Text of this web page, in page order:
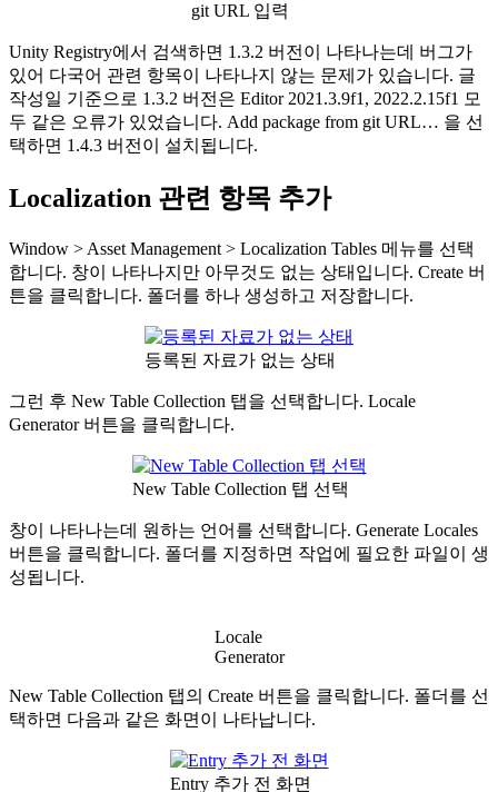
git URL 입력
Unity Registry에서 검색하면 1.3.2 버전이 나타나는데 버그가
있어 다국어 관련 항목이 나타나지 않는 문제가 있습니다. 글
작성일 기준으로 1.3.2 버전은 Editor 2021.3.9f1, 2022.2.15f1 모
두 같은 오류가 있었습니다. Add package from git URL… 을 선
택하면 1.4.3 버전이 설치됩니다.
Localization 관련 항목 추가
Window > Asset Management > Localization Tables 메뉴를 선택
합니다. 창이 나타나지만 아무것도 없는 상태입니다. Create 버
튼을 클릭합니다. 폴더를 하나 생성하고 저장합니다.
등록된 자료가 없는 상태
그런 후 New Table Collection 탭을 선택합니다. Locale
Generator 버튼을 클릭합니다.
New Table Collection 탭 선택
창이 나타나는데 원하는 언어를 선택합니다. Generate Locales
버튼을 클릭합니다. 폴더를 지정하면 작업에 필요한 파일이 생
성됩니다.
Locale
Generator
New Table Collection 탭의 Create 버튼을 클릭합니다. 폴더를 선
택하면 다음과 같은 화면이 나타납니다.
Entry 추가 전 화면